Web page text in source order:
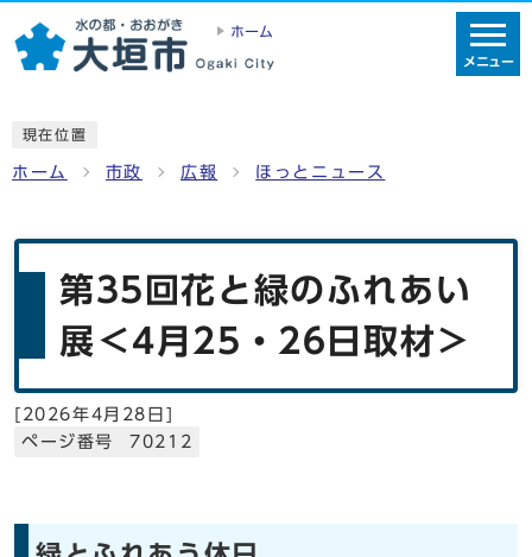
ホーム
メニュー
現在位置
ホーム 市政 広報 ほっとニュース
第35回花と緑のふれあい
展＜4月25・26日取材＞
[ 2026年4月28日 ]
ページ番号 70212